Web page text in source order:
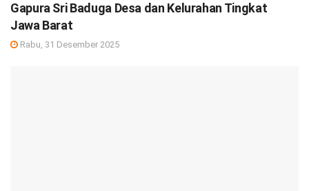
Gapura Sri Baduga Desa dan Kelurahan Tingkat
Jawa Barat
Rabu, 31 Desember 2025